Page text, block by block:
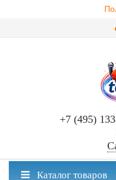
+7 (495)
Каталог товаров